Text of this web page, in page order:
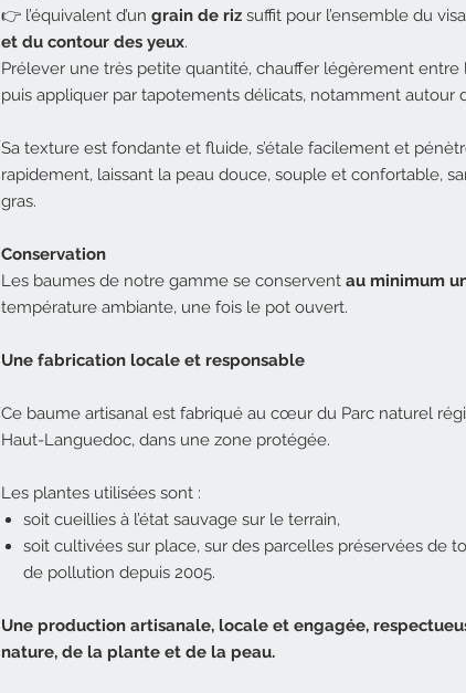
👉 l’équivalent d’un grain de riz suffit pour l’ensemble du
et du contour des yeux.
Prélever une très petite quantité, chauffer légèrement entre
puis appliquer par tapotements délicats, notamment autour
Sa texture est fondante et fluide, s’étale facilement et
rapidement, laissant la peau douce, souple et confortable,
gras.
Conservation
Les baumes de notre gamme se conservent au minimum
température ambiante, une fois le pot ouvert.
Une fabrication locale et responsable
Ce baume artisanal est fabriqué au cœur du Parc naturel
Haut-Languedoc, dans une zone protégée.
Les plantes utilisées sont :
soit cueillies à l’état sauvage sur le terrain,
soit cultivées sur place, sur des parcelles préservées de
de pollution depuis 2005.
Une production artisanale, locale et engagée,
nature, de la plante et de la peau.